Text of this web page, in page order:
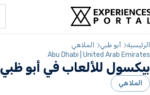
الرئيسية أبو ظبي الملاهي
Abu Dhabi | United Arab Emirates
بيكسول للألعاب في أبو ظبي
الملاهي